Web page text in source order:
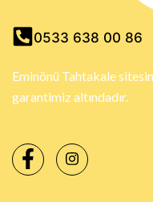
0533 638 00 86
Eminönü Tahtakale
garantimiz altındadır.